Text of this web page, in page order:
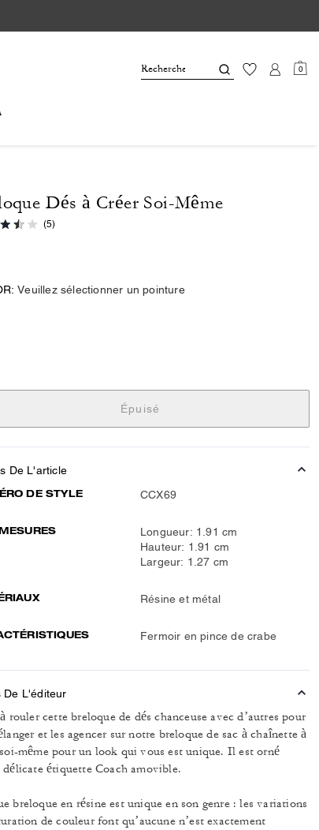
0
Dés à Créer Soi-Même
(5)
Veuillez sélectionner un pointure
Épuisé
De L'article
DE STYLE CCX69
Longueur: 1.91 cm
Hauteur: 1.91 cm
Largeur: 1.27 cm
Résine et métal
Fermoir en pince de crabe
De L'éditeur
rouler cette breloque de dés chanceuse avec d’autres pour
et les agencer sur notre breloque de sac à chaînette à
même pour un look qui vous est unique. Il est orné
délicate étiquette Coach amovible.
breloque en résine est unique en son genre : les variations
de couleur font qu’aucune n’est exactement